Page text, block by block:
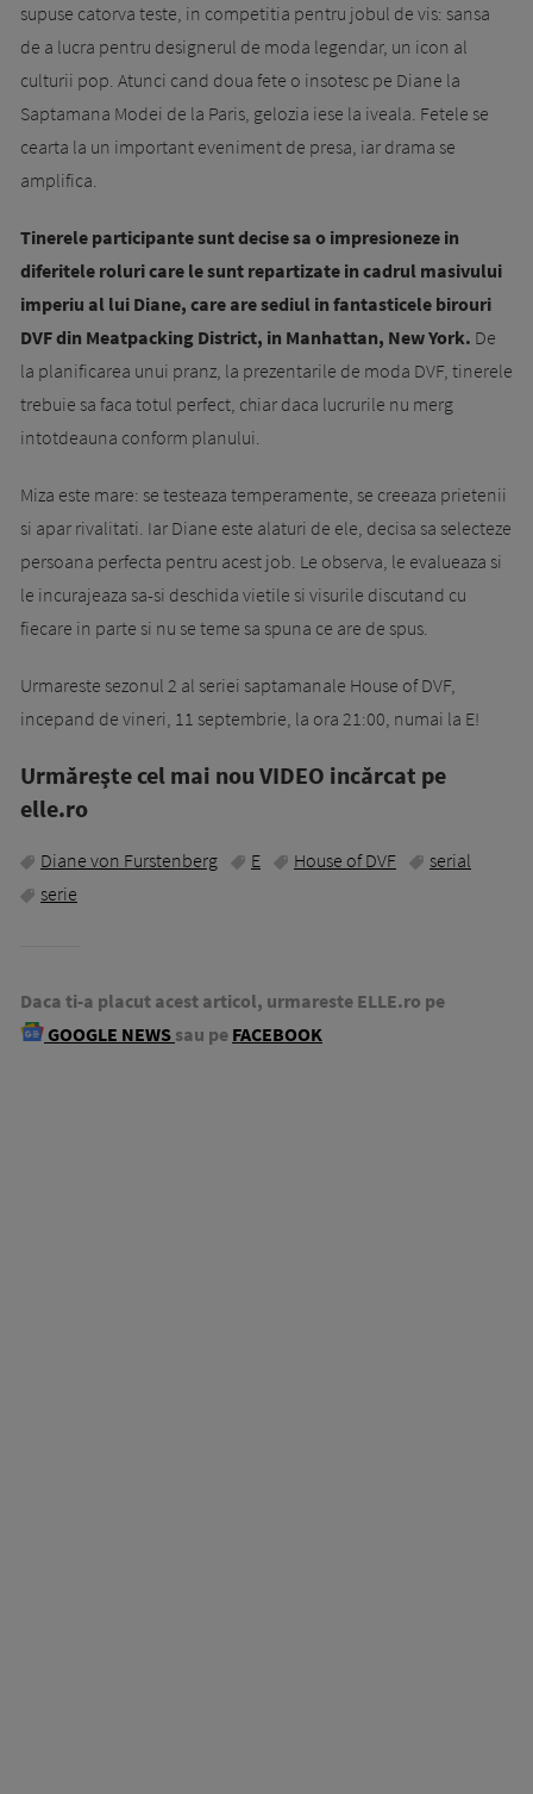
supuse catorva teste, in competitia pentru jobul de vis: sansa
de a lucra pentru designerul de moda legendar, un icon al
culturii pop. Atunci cand doua fete o insotesc pe Diane la
Saptamana Modei de la Paris, gelozia iese la iveala. Fetele se
cearta la un important eveniment de presa, iar drama se
amplifica.
Tinerele participante sunt decise sa o impresioneze in
diferitele roluri care le sunt repartizate in cadrul masivului
imperiu al lui Diane, care are sediul in fantasticele birouri
DVF din Meatpacking District, in Manhattan, New York. De
la planificarea unui pranz, la prezentarile de moda DVF, tinerele
trebuie sa faca totul perfect, chiar daca lucrurile nu merg
intotdeauna conform planului.
Miza este mare: se testeaza temperamente, se creeaza prietenii
si apar rivalitati. Iar Diane este alaturi de ele, decisa sa selecteze
persoana perfecta pentru acest job. Le observa, le evalueaza si
le incurajeaza sa-si deschida vietile si visurile discutand cu
fiecare in parte si nu se teme sa spuna ce are de spus.
Urmareste sezonul 2 al seriei saptamanale House of DVF,
incepand de vineri, 11 septembrie, la ora 21:00, numai la E!
Urmăreşte cel mai nou VIDEO incărcat pe
elle.ro
Diane von Furstenberg E House of DVF
serial
serie
Daca ti-a placut acest articol, urmareste ELLE.ro pe
GOOGLE NEWS sau pe FACEBOOK